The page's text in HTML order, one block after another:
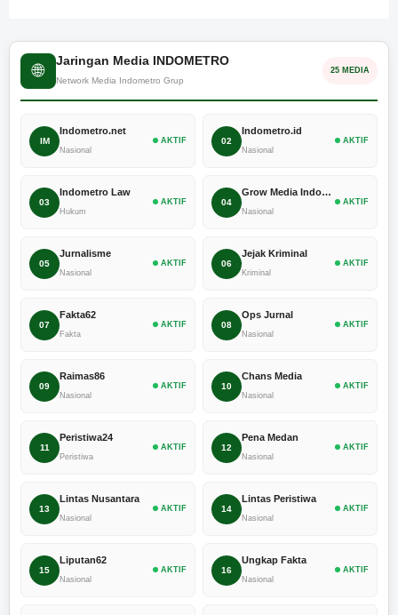
🌐
Jaringan Media INDOMETRO
Network Media Indometro Grup
25 MEDIA
IM
Indometro.net
Nasional
AKTIF 02
Indometro.id
Nasional
AKTIF
03
Indometro Law
Hukum
AKTIF 04
Grow Media Indonesia
Nasional
AKTIF
05
Jurnalisme
Nasional
AKTIF 06
Jejak Kriminal
Kriminal
AKTIF
07
Fakta62
Fakta
AKTIF 08
Ops Jurnal
Nasional
AKTIF
09
Raimas86
Nasional
AKTIF 10
Chans Media
Nasional
AKTIF
11
Peristiwa24
Peristiwa
AKTIF 12
Pena Medan
Nasional
AKTIF
13
Lintas Nusantara
Nasional
AKTIF 14
Lintas Peristiwa
Nasional
AKTIF
15
Liputan62
Nasional
AKTIF 16
Ungkap Fakta
Nasional
AKTIF